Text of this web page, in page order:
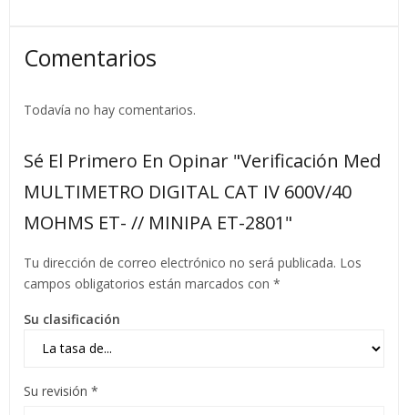
Comentarios
Todavía no hay comentarios.
Sé El Primero En Opinar "Verificación Med
MULTIMETRO DIGITAL CAT IV 600V/40
MOHMS ET- // MINIPA ET-2801"
Tu dirección de correo electrónico no será publicada. Los
campos obligatorios están marcados con *
Su clasificación
Su revisión *